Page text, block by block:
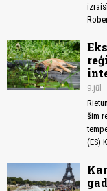
9.jūl
šim
(ES)